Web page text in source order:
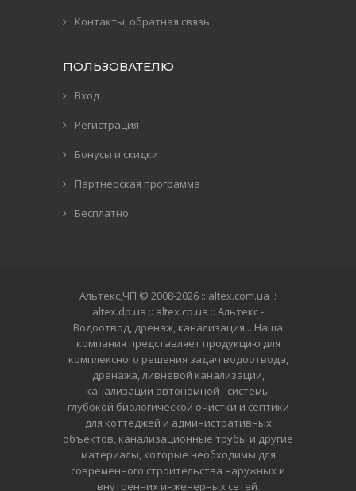
Контакты, обратная связь
ПОЛЬЗОВАТЕЛЮ
Вход
Регистрация
Бонусы и скидки
Партнерская программа
Бесплатно
Альтекс,ЧП © 2008-2026 :: altex.com.ua ::
altex.dp.ua :: altex.co.ua :: Альтекс -
Водоотвод, дренаж, канализация... Наша
компания представляет продукцию для
комплексного решения задач водоотвода,
дренажа, ливневой канализации,
канализации автономной - системы
глубокой биологической очистки и септики
для коттеджей и административных
объектов, канализационные трубы и другие
материалы, которые необходимы для
современного строительства наружных и
внутренних инженерных сетей.